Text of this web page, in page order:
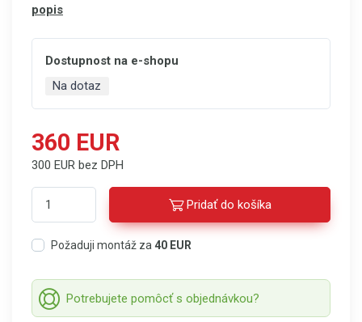
popis
Dostupnost na e-shopu
Na dotaz
360 EUR
300 EUR bez DPH
Pridať do košíka
Požaduji montáž za 40 EUR
Potrebujete pomôcť s objednávkou?